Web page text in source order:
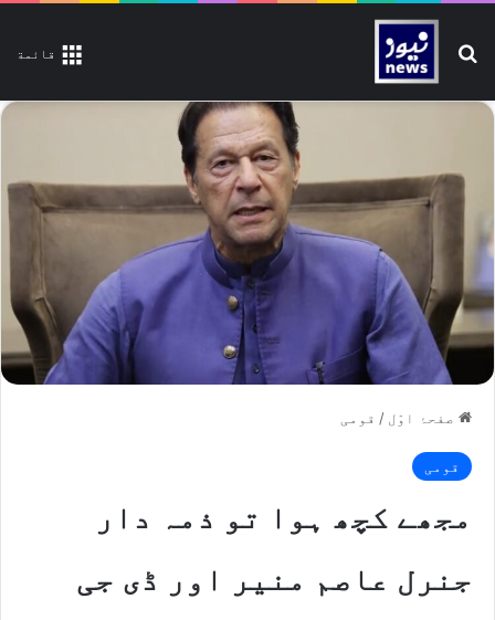
قائمة تلاش کیجیے
صفحۂ اوّل / قومی
قومی
مجھے کچھ ہوا تو ذمہ دار
جنرل عاصم منیر اور ڈی جی